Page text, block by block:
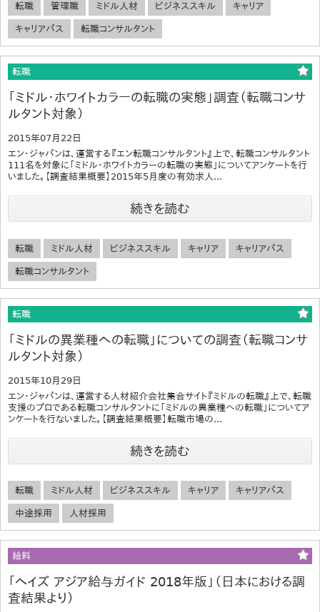
転職 管理職 ミドル人材 ビジネススキル キャリア
キャリアパス 転職コンサルタント
転職
「ミドル・ホワイトカラーの転職の実態」調査（転職コンサ
ルタント対象）
2015年07月22日
エン・ジャパンは、運営する『エン転職コンサルタント』上で、転職コンサルタント
111名を対象に「ミドル・ホワイトカラーの転職の実態」についてアンケートを行
いました。【調査結果概要】2015年5月度の有効求人...
続きを読む
転職 ミドル人材 ビジネススキル キャリア キャリアパス
転職コンサルタント
転職
「ミドルの異業種への転職」についての調査（転職コンサ
ルタント対象）
2015年10月29日
エン・ジャパンは、運営する人材紹介会社集合サイト『ミドルの転職』上で、転職
支援のプロである転職コンサルタントに「ミドルの異業種への転職」についてア
ンケートを行ないました。【調査結果概要】転職市場の...
続きを読む
転職 ミドル人材 ビジネススキル キャリア キャリアパス
中途採用 人材採用
給料
「ヘイズ アジア給与ガイド 2018年版」（日本における調
査結果より）